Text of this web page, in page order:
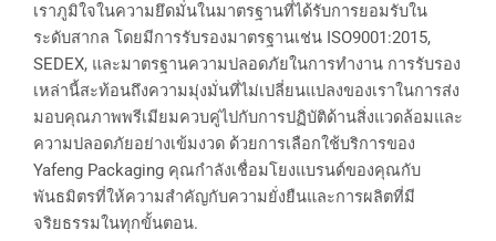
เราภูมิใจในความยึดมั่นในมาตรฐานที่ได้รับการยอมรับใน
ระดับสากล โดยมีการรับรองมาตรฐานเช่น ISO9001:2015,
SEDEX, และมาตรฐานความปลอดภัยในการทำงาน การรับรอง
เหล่านี้สะท้อนถึงความมุ่งมั่นที่ไม่เปลี่ยนแปลงของเราในการส่ง
มอบคุณภาพพรีเมียมควบคู่ไปกับการปฏิบัติด้านสิ่งแวดล้อมและ
ความปลอดภัยอย่างเข้มงวด ด้วยการเลือกใช้บริการของ
Yafeng Packaging คุณกำลังเชื่อมโยงแบรนด์ของคุณกับ
พันธมิตรที่ให้ความสำคัญกับความยั่งยืนและการผลิตที่มี
จริยธรรมในทุกขั้นตอน.